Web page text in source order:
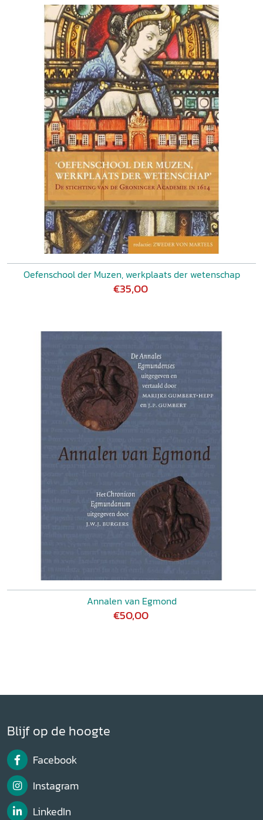
Oefenschool der Muzen, werkplaats der wetenschap
€35,00
Annalen van Egmond
€50,00
Blijf op de hoogte
Facebook
Instagram
LinkedIn